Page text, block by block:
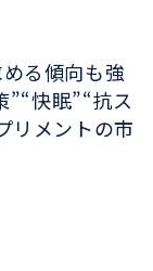
る傾向も強
”“快眠”“抗ス
リメントの市